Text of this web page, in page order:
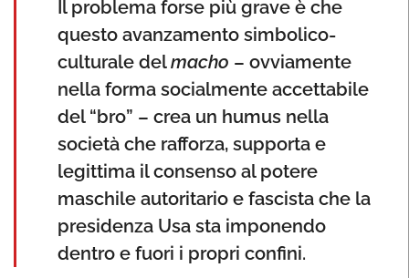
Il problema forse più grave è che
questo avanzamento simbolico-
culturale delmacho – ovviamente
nella forma socialmente accettabile
del “bro” – crea un humus nella
società che rafforza, supporta e
legittima il consenso al potere
maschile autoritario e fascista che la
presidenza Usa sta imponendo
dentro e fuori i propri confini.